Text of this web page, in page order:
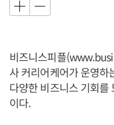
비즈니스피플(
사 커리어케어가 운영하
다양한 비즈니스 기회
이다.